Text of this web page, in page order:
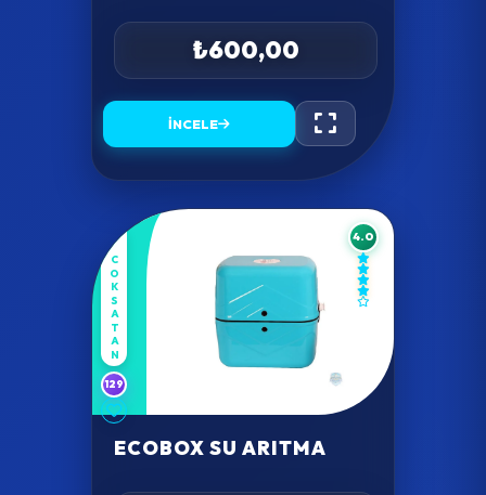
₺600,00
İNCELE
COKSATAN
129
4.0
ECOBOX SU ARITMA